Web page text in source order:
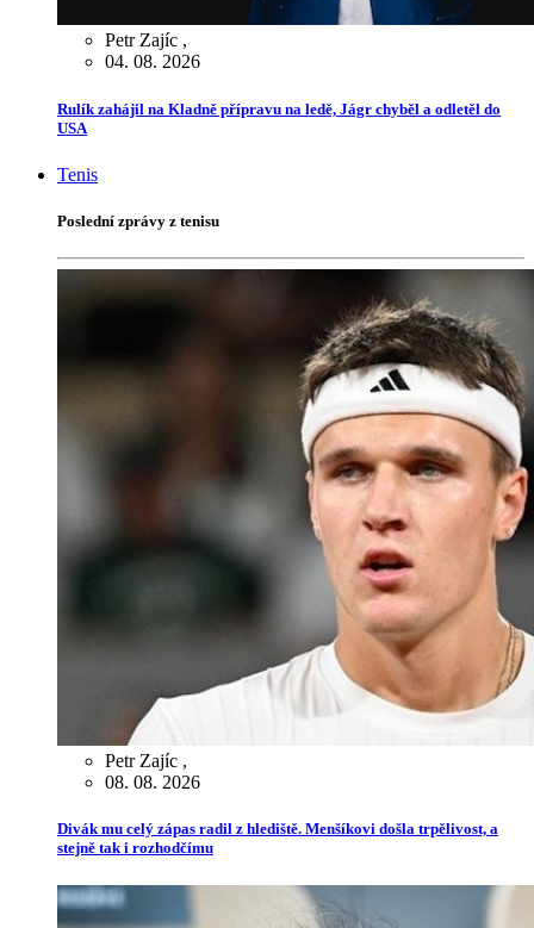
Petr Zajíc ,
04. 08. 2026
Rulík zahájil na Kladně přípravu na ledě, Jágr chyběl a odletěl do
USA
Tenis
Poslední zprávy z tenisu
Petr Zajíc ,
08. 08. 2026
Divák mu celý zápas radil z hlediště. Menšíkovi došla trpělivost, a
stejně tak i rozhodčímu